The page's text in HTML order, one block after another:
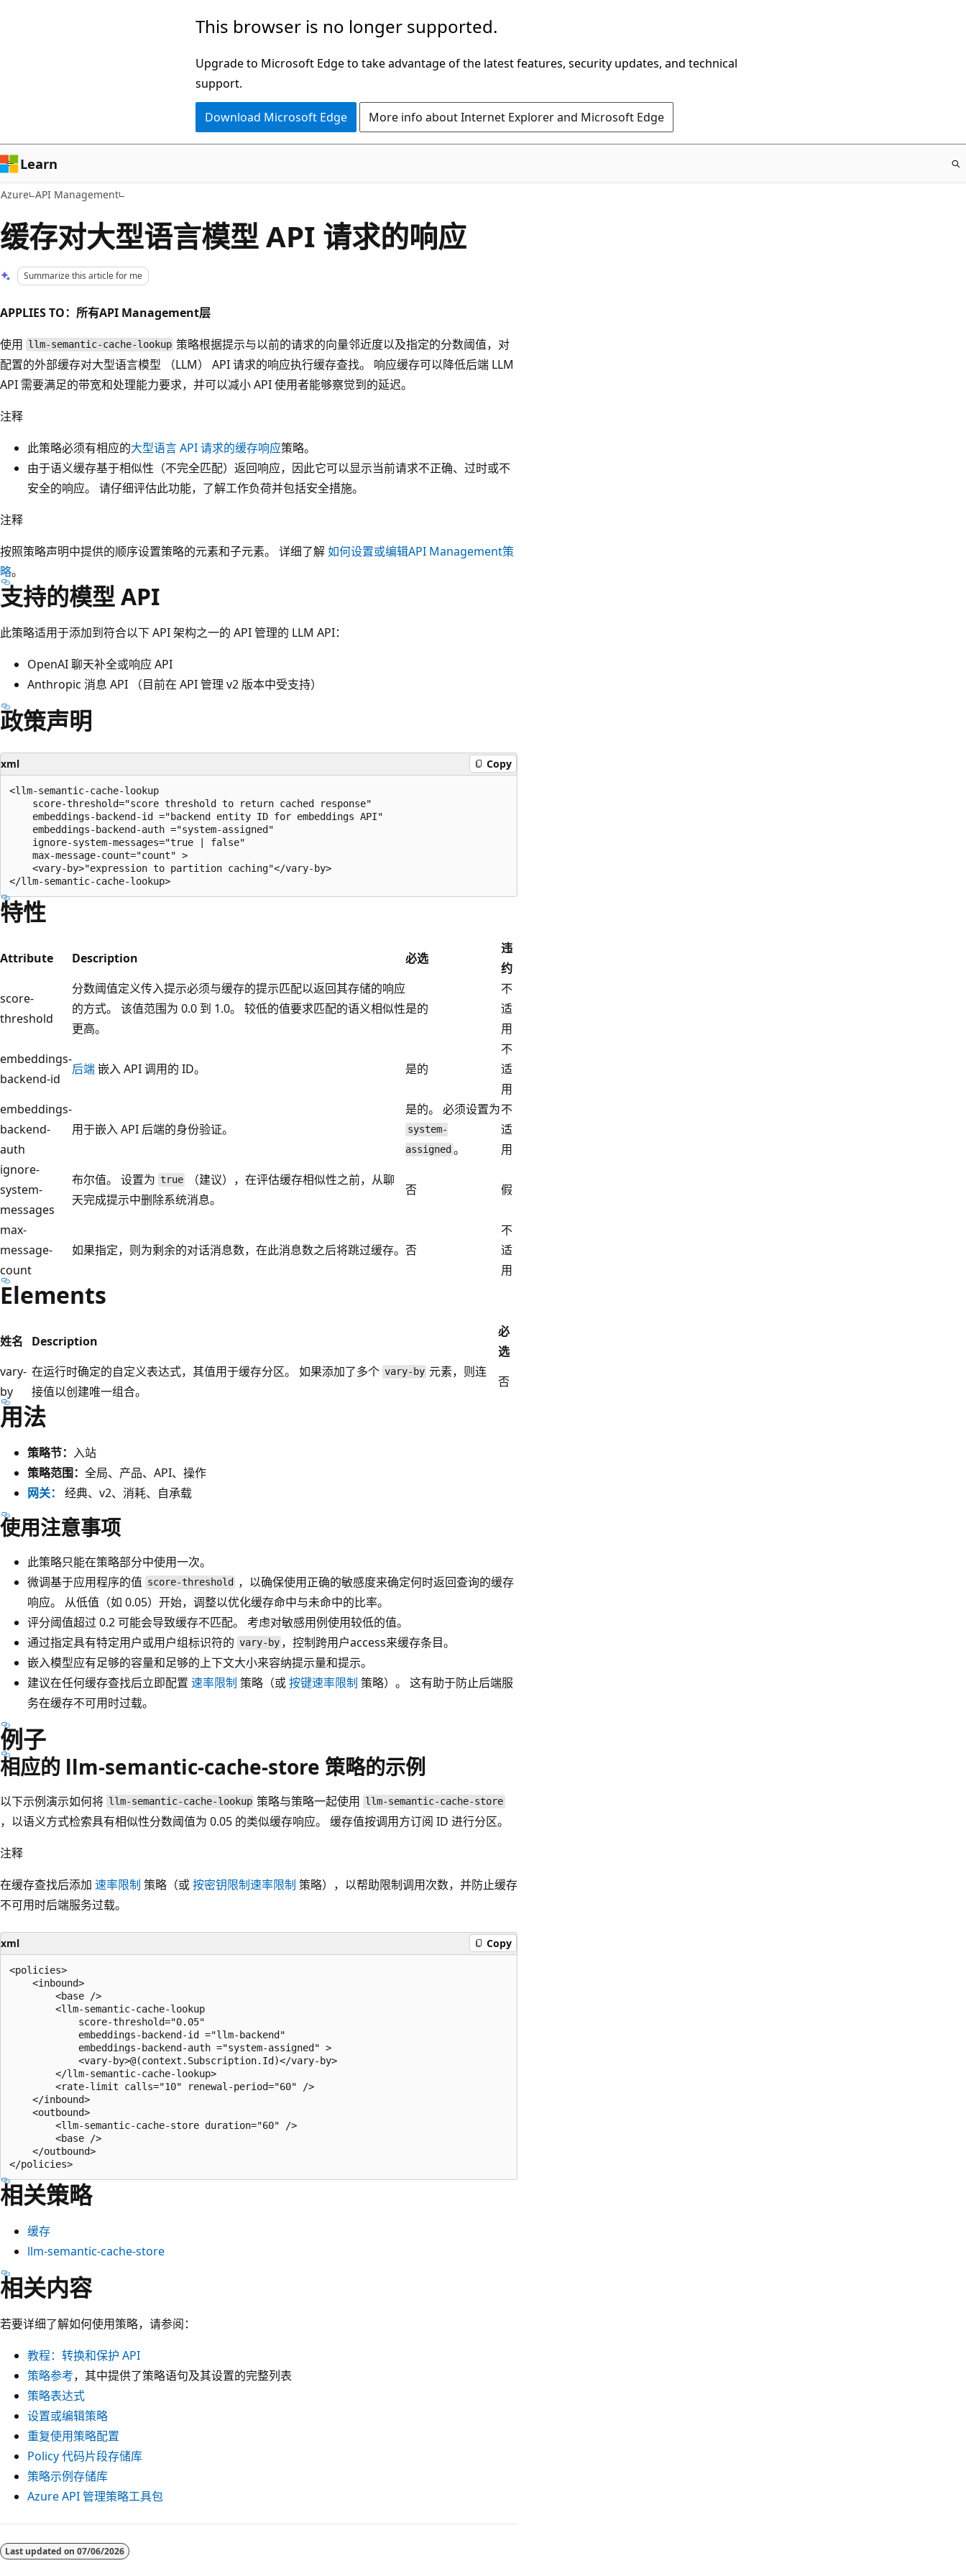
This browser is no longer supported.
Upgrade to Microsoft Edge to take advantage of the latest features, security updates, and technical
support.
Download Microsoft Edge More info about Internet Explorer and Microsoft Edge
Learn
Azure API Management
缓存对大型语言模型 API 请求的响应
Summarize this article for me
APPLIES TO：所有API Management层
使用 llm-semantic-cache-lookup 策略根据提示与以前的请求的向量邻近度以及指定的分数阈值，对
配置的外部缓存对大型语言模型 （LLM） API 请求的响应执行缓存查找。 响应缓存可以降低后端 LLM
API 需要满足的带宽和处理能力要求，并可以减小 API 使用者能够察觉到的延迟。
注释
此策略必须有相应的大型语言 API 请求的缓存响应策略。
由于语义缓存基于相似性（不完全匹配）返回响应，因此它可以显示当前请求不正确、过时或不
安全的响应。 请仔细评估此功能，了解工作负荷并包括安全措施。
注释
按照策略声明中提供的顺序设置策略的元素和子元素。 详细了解如何设置或编辑API Management策
略。
支持的模型 API
此策略适用于添加到符合以下 API 架构之一的 API 管理的 LLM API：
OpenAI 聊天补全或响应 API
Anthropic 消息 API （目前在 API 管理 v2 版本中受支持）
政策声明
xml Copy
<llm-semantic-cache-lookup
    score-threshold="score threshold to return cached response"
    embeddings-backend-id ="backend entity ID for embeddings API"
    embeddings-backend-auth ="system-assigned"
    ignore-system-messages="true | false"
    max-message-count="count" >
    <vary-by>"expression to partition caching"</vary-by>
特性
Attribute Description 必选
违
约
score-
threshold
分数阈值定义传入提示必须与缓存的提示匹配以返回其存储的响应
的方式。 该值范围为 0.0 到 1.0。 较低的值要求匹配的语义相似性
更高。
是的
不
适
用
embeddings-
backend-id
后端嵌入 API 调用的 ID。 是的
不
适
用
embeddings-
backend-
auth
用于嵌入 API 后端的身份验证。
是的。 必须设置为
system-
assigned 。
不
适
用
ignore-
system-
messages
布尔值。 设置为 true
（建议），在评估缓存相似性之前，从聊
天完成提示中删除系统消息。
否 假
max-
message-
count
如果指定，则为剩余的对话消息数，在此消息数之后将跳过缓存。 否
不
适
用
Elements
姓名 Description
必
选
vary-
by
在运行时确定的自定义表达式，其值用于缓存分区。 如果添加了多个 vary-by 元素，则连
接值以创建唯一组合。
否
用法
策略节： 入站
策略范围： 全局、产品、API、操作
网关：
经典、v2、消耗、自承载
使用注意事项
此策略只能在策略部分中使用一次。
微调基于应用程序的值 score-threshold
，以确保使用正确的敏感度来确定何时返回查询的缓存
响应。 从低值（如 0.05）开始，调整以优化缓存命中与未命中的比率。
评分阈值超过 0.2 可能会导致缓存不匹配。 考虑对敏感用例使用较低的值。
通过指定具有特定用户或用户组标识符的 vary-by ，控制跨用户access来缓存条目。
嵌入模型应有足够的容量和足够的上下文大小来容纳提示量和提示。
建议在任何缓存查找后立即配置 速率限制 策略（或按键速率限制 策略）。 这有助于防止后端服
务在缓存不可用时过载。
例子
相应的 llm-semantic-cache-store 策略的示例
以下示例演示如何将 llm-semantic-cache-lookup 策略与策略一起使用 llm-semantic-cache-store
，以语义方式检索具有相似性分数阈值为 0.05 的类似缓存响应。 缓存值按调用方订阅 ID 进行分区。
注释
在缓存查找后添加 速率限制 策略（或按密钥限制速率限制 策略），以帮助限制调用次数，并防止缓存
不可用时后端服务过载。
xml Copy
<policies>
    <inbound>
        <base />
        <llm-semantic-cache-lookup
            score-threshold="0.05"
            embeddings-backend-id ="llm-backend"
            embeddings-backend-auth ="system-assigned" >
            <vary-by>@(context.Subscription.Id)</vary-by>
        </llm-semantic-cache-lookup>
        <rate-limit calls="10" renewal-period="60" />
    </inbound>
    <outbound>
        <llm-semantic-cache-store duration="60" />
        <base />
    </outbound>
相关策略
缓存
llm-semantic-cache-store
相关内容
若要详细了解如何使用策略，请参阅：
教程：转换和保护 API
策略参考，其中提供了策略语句及其设置的完整列表
策略表达式
设置或编辑策略
重复使用策略配置
Policy 代码片段存储库
策略示例存储库
Azure API 管理策略工具包
Last updated on 07/06/2026